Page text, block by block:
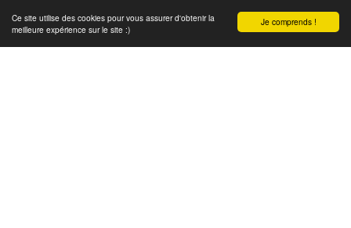
Je comprends !
Ce site utilise des cookies pour vous assurer d'obtenir la
meilleure expérience sur le site :)